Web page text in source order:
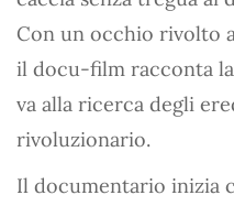
Con un occhio rivolto
il docu-film racconta
va alla ricerca degli
rivoluzionario.
Il documentario inizia